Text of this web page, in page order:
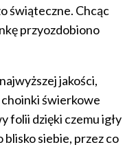
świąteczne. Chcąc
przyozdobiono
jakości,
świerkowe
folii dzięki czemu igły
blisko siebie, przez co